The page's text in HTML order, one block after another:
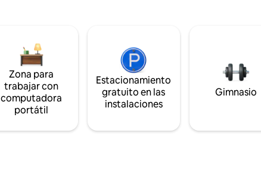
Zona para
trabajar con
computadora
portátil
Estacionamiento
gratuito en las
instalaciones
Gimnasio